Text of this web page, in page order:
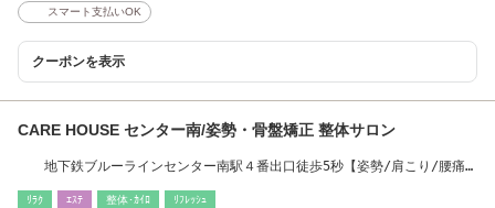
スマート支払いOK
クーポンを表示
CARE HOUSE センター南/姿勢・骨盤矯正 整体サロン
地下鉄ブルーラインセンター南駅４番出口徒歩5秒【姿勢/肩こり/腰痛/
ﾘﾗｸ ｴｽﾃ 整体･ｶｲﾛ ﾘﾌﾚｯｼｭ